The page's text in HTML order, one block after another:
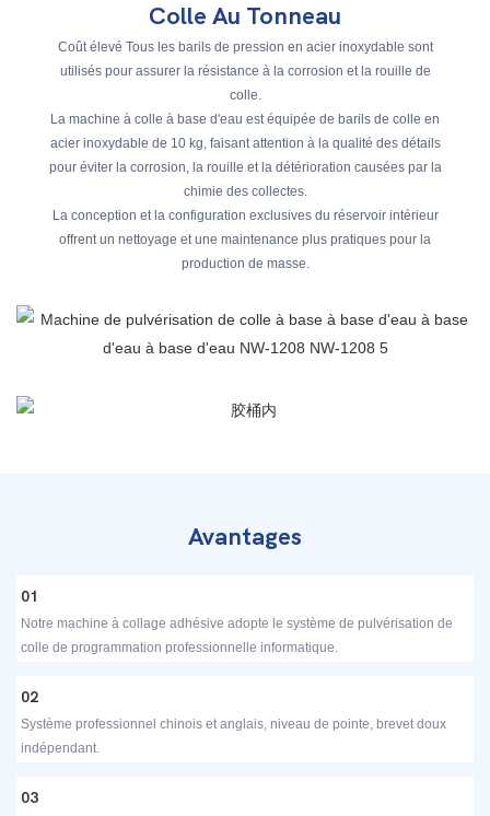
Colle Au Tonneau
Coût élevé Tous les barils de pression en acier inoxydable sont
utilisés pour assurer la résistance à la corrosion et la rouille de
colle.
La machine à colle à base d'eau est équipée de barils de colle en
acier inoxydable de 10 kg, faisant attention à la qualité des détails
pour éviter la corrosion, la rouille et la détérioration causées par la
chimie des collectes.
La conception et la configuration exclusives du réservoir intérieur
offrent un nettoyage et une maintenance plus pratiques pour la
production de masse.
Avantages
01
Notre machine à collage adhésive adopte le système de pulvérisation de
colle de programmation professionnelle informatique.
02
Système professionnel chinois et anglais, niveau de pointe, brevet doux
indépendant.
03